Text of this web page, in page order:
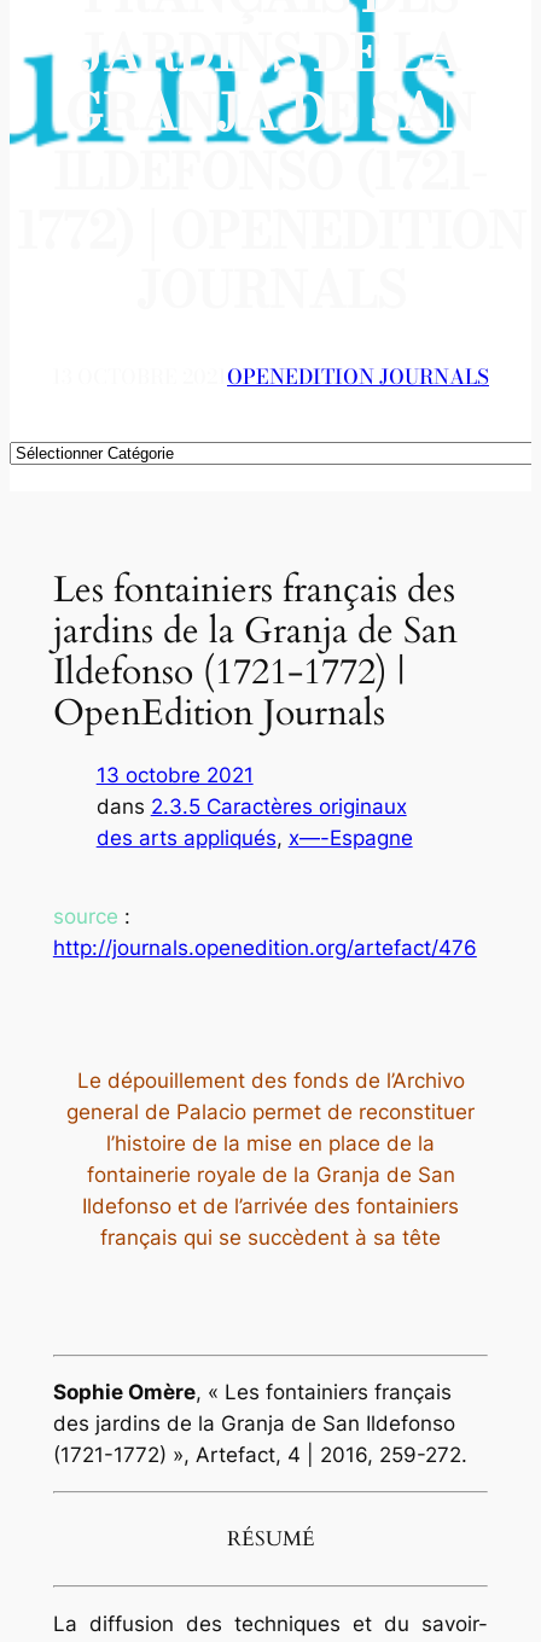
JARDINS DE LA
GRANJA DE SAN
ILDEFONSO (1721-
OPENEDITION JOURNALS
Catégories
Les fontainiers français des
jardins de la Granja de San
Ildefonso (1721-1772) |
OpenEdition Journals
13 octobre 2021
dans 2.3.5 Caractères originaux
des arts appliqués, x—-Espagne
source :
http://journals.openedition.org/artefact/476
Le dépouillement des fonds de l’Archivo
general de Palacio permet de reconstituer
l’histoire de la mise en place de la
fontainerie royale de la Granja de San
Ildefonso et de l’arrivée des fontainiers
français qui se succèdent à sa tête
Sophie Omère, « Les fontainiers français
des jardins de la Granja de San Ildefonso
(1721-1772) », Artefact, 4 | 2016, 259-272.
RÉSUMÉ
La diffusion des techniques et du savoir-